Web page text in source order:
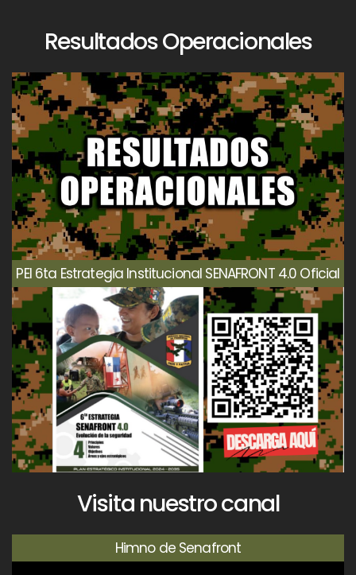
Resultados Operacionales
PEI 6ta Estrategia Institucional SENAFRONT 4.0 Oficial
Visita nuestro canal
Himno de Senafront